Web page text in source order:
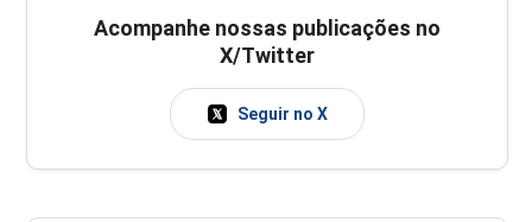
Acompanhe nossas publicações no
X/Twitter
Seguir no X